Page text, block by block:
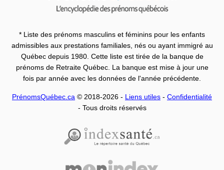
* Liste des prénoms masculins et féminins pour les enfants
admissibles aux prestations familiales, nés ou ayant immigré au
Québec depuis 1980. Cette liste est tirée de la banque de
prénoms de Retraite Québec. La banque est mise à jour une
fois par année avec les données de l'année précédente.
PrénomsQuébec.ca © 2018-2026 - Liens utiles - Confidentialité
- Tous droits réservés